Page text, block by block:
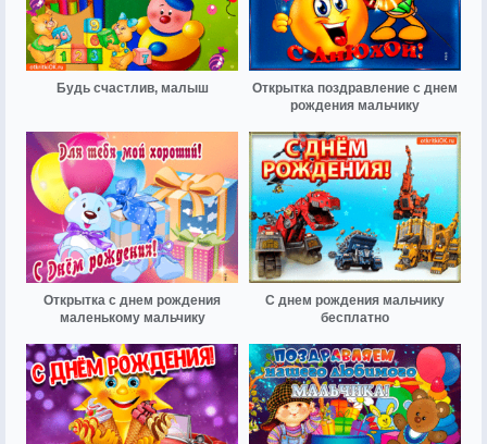
Будь счастлив, малыш
Открытка поздравление с днем
рождения мальчику
Открытка с днем рождения
маленькому мальчику
С днем рождения мальчику
бесплатно